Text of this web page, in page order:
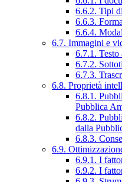
6.6.2. Tipi
6.6.3.
6.6.4.
6.7. Immagini e
6.7.1.
6.7.2.
6.7.3.
6.8. Proprietà
6.8.1.
Pubblica
6.8.2.
dalla
6.8.3.
6.9.
6.9.1. I
6.9.2. I